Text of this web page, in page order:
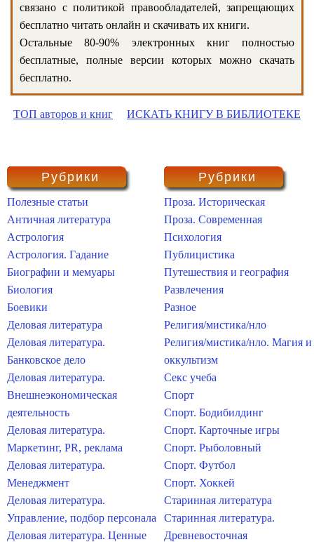
связано с политикой правообладателей, запрещающих
бесплатно читать онлайн и скачивать их книги.
Остальные 80-90% электронных книг полностью
бесплатные, полные версии которых можно скачать
бесплатно.
ТОП авторов и книг ИСКАТЬ КНИГУ В БИБЛИОТЕКЕ
Рубрики
Полезные статьи
Античная литература
Астрология
Астрология. Гадание
Биографии и мемуары
Биология
Боевики
Деловая литература
Деловая литература.
Банковское дело
Деловая литература.
Внешнеэкономическая
деятельность
Деловая литература.
Маркетинг, PR, реклама
Деловая литература.
Менеджмент
Деловая литература.
Управление, подбор персонала
Деловая литература. Ценные
Рубрики
Проза. Историческая
Проза. Современная
Психология
Публицистика
Путешествия и география
Развлечения
Разное
Религия/мистика/нло
Религия/мистика/нло. Магия и
оккультизм
Секс учеба
Спорт
Спорт. Бодибилдинг
Спорт. Карточные игры
Спорт. Рыболовный
Спорт. Футбол
Спорт. Хоккей
Старинная литература
Старинная литература.
Древневосточная